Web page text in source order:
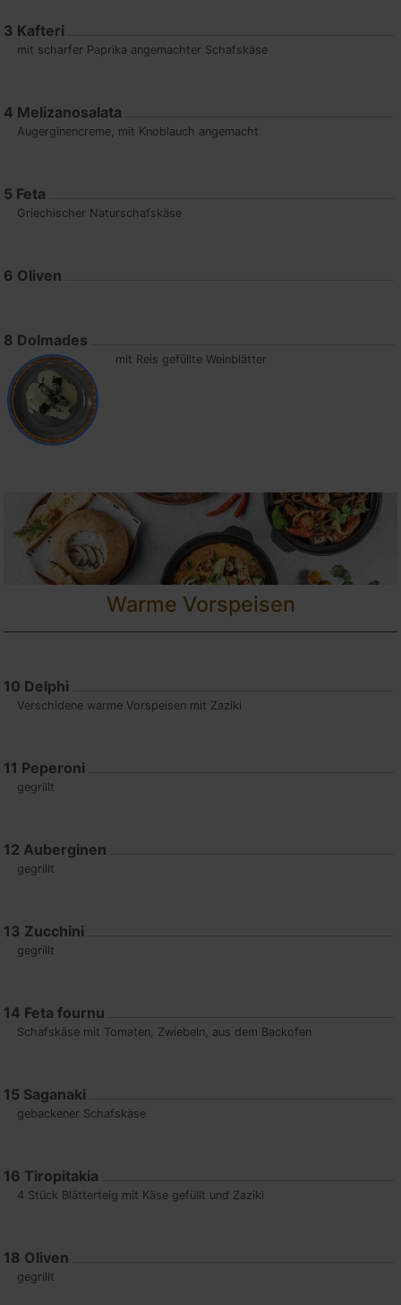
3 Kafteri
mit scharfer Paprika angemachter Schafskäse
4 Melizanosalata
Augerginencreme, mit Knoblauch angemacht
5 Feta
Griechischer Naturschafskäse
6 Oliven
8 Dolmades
mit Reis gefüllte Weinblätter
Warme Vorspeisen
10 Delphi
Verschidene warme Vorspeisen mit Zaziki
11 Peperoni
gegrillt
12 Auberginen
gegrillt
13 Zucchini
gegrillt
14 Feta fournu
Schafskäse mit Tomaten, Zwiebeln, aus dem Backofen
15 Saganaki
gebackener Schafskäse
16 Tiropitakia
4 Stück Blätterteig mit Käse gefüllt und Zaziki
18 Oliven
gegrillt